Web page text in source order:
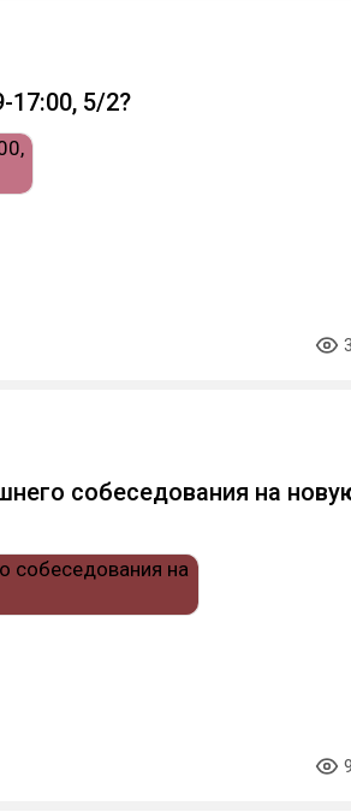
17:00, 5/2?
собеседования на